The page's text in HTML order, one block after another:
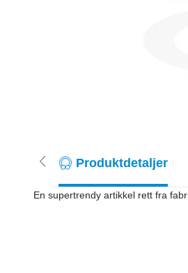
Produktdetaljer
En supertrendy artikkel rett fra